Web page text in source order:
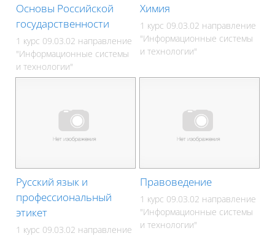
Основы Российской
государственности
1 курс 09.03.02 направление
"Информационные системы
и технологии"
Химия
1 курс 09.03.02 направление
"Информационные системы
и технологии"
Русский язык и
профессиональный
этикет
1 курс 09.03.02 направление
Правоведение
1 курс 09.03.02 направление
"Информационные системы
и технологии"